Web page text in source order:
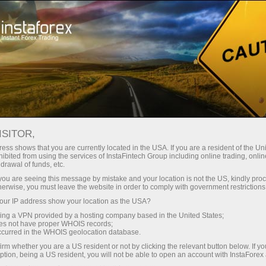
С InstaForex вы получаете
конкурентным возможностям:
кредитное плечо до 1:5000, одни
из лучших спредов и комиссий
на рынке, а также
привлекательные условия для
торговли акциями и индексами
Минимальные
Бонус 30%
на каждый депозит
Скорость
в трейдинге и на трассе
shows that you are currently located in the USA. If you are a resident of the
from using the services of InstaFintech Group including online trading,
of funds, etc.
are seeing this message by mistake and your location is not the US, kindly
you must leave the website in order to comply with government
IP address show your location as the USA?
a VPN provided by a hosting company based in the United States;
not have proper WHOIS records;
in the WHOIS geolocation database.
whether you are a US resident or not by clicking the relevant button below. If
being a US resident, you will not be able to open an account with InstaForex